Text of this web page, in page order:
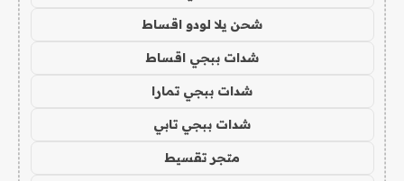
شحن يلا لودو اقساط
شدات ببجي اقساط
شدات ببجي تمارا
شدات ببجي تابي
متجر تقسيط